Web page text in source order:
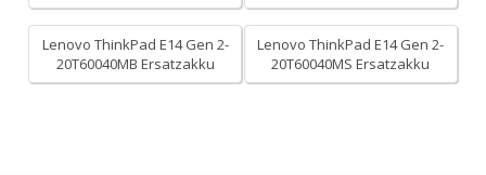
Lenovo ThinkPad E14 Gen 2-
20T60040MB Ersatzakku
Lenovo ThinkPad E14 Gen 2-
20T60040MS Ersatzakku